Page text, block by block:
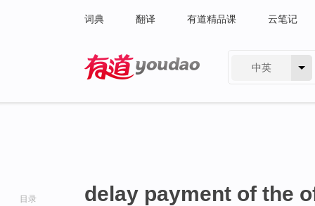
词典 翻译 有道精品课 云笔记
中英
目录 delay payment of the